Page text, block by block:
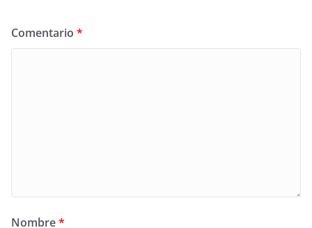
Comentario *
Nombre*